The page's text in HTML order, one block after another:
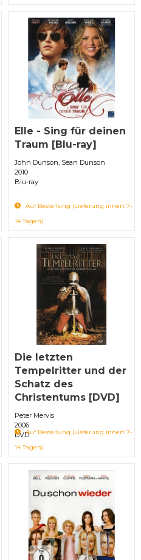
Elle - Sing für deinen
Traum [Blu-ray]
John Dunson, Sean Dunson
2010
Blu-ray
Auf Bestellung (Lieferung innert 7-
14 Tagen)
Die letzten
Tempelritter und der
Schatz des
Christentums [DVD]
Peter Mervis
2006
DVDAuf Bestellung (Lieferung innert 7-
14 Tagen)